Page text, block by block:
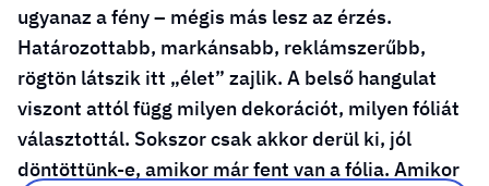
ugyanaz a fény – mégis más lesz az érzés.
Határozottabb, markánsabb, reklámszerűbb,
rögtön látszik itt „élet” zajlik. A belső hangulat
viszont attól függ milyen dekorációt, milyen fóliát
választottál. Sokszor csak akkor derül ki, jól
döntöttünk-e, amikor már fent van a fólia. Amikor